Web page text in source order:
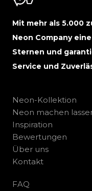
Mit mehr als 5.000
Neon Company
Sternen und
Service und
Neon-Kollektion
Neon machen
Inspiration
Bewertungen
Über uns
Kontakt
FAQ